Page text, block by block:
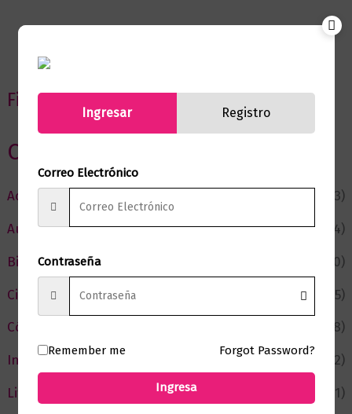
Filtrar por precio
Categorias
Actualidad
(53)
Autor del Mes
(4)
Bienestar
(230)
Ciencia y Conocimiento
(75)
Cómic y Fantasía
(88)
Infantil y Juvenil
(212)
Literatura
(371)
Ingresar Registro
Correo Electrónico
Contraseña
Remember me Forgot Password?
Ingresa